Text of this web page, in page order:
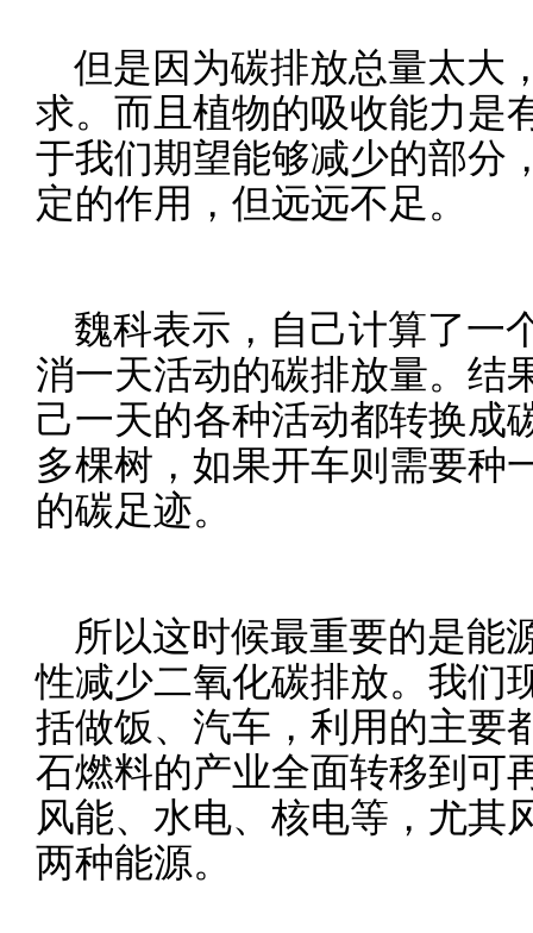
但是因为碳排放总量太大
求。而且植物的吸收能力是
于我们期望能够减少的部分
定的作用，但远远不足。
魏科表示，自己计算了一
消一天活动的碳排放量。结
己一天的各种活动都转换成
多棵树，如果开车则需要种
的碳足迹。
所以这时候最重要的是能
性减少二氧化碳排放。我们
括做饭、汽车，利用的主要
石燃料的产业全面转移到可
风能、水电、核电等，尤其
两种能源。